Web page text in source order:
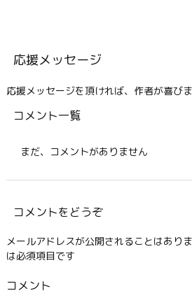
応援メッセージ
応援メッセージを頂ければ、作者が喜び
コメント一覧
まだ、コメントがありません
コメントをどうぞ
メールアドレスが公開されることはありま
は必須項目です
コメント